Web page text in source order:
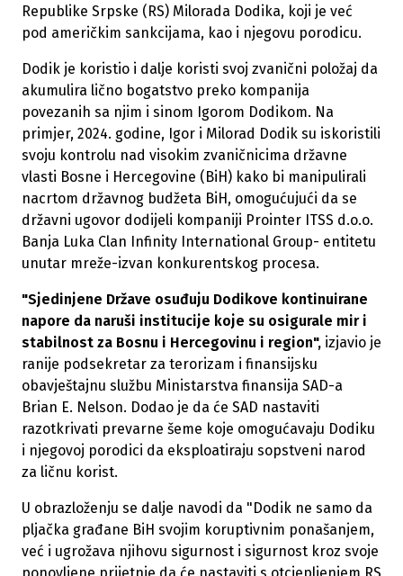
Republike Srpske (RS) Milorada Dodika, koji je već
pod američkim sankcijama, kao i njegovu porodicu.
Dodik je koristio i dalje koristi svoj zvanični položaj da
akumulira lično bogatstvo preko kompanija
povezanih sa njim i sinom Igorom Dodikom. Na
primjer, 2024. godine, Igor i Milorad Dodik su iskoristili
svoju kontrolu nad visokim zvaničnicima državne
vlasti Bosne i Hercegovine (BiH) kako bi manipulirali
nacrtom državnog budžeta BiH, omogućujući da se
državni ugovor dodijeli kompaniji Prointer ITSS d.o.o.
Banja Luka Clan Infinity International Group- entitetu
unutar mreže-izvan konkurentskog procesa.
"Sjedinjene Države osuđuju Dodikove kontinuirane
napore da naruši institucije koje su osigurale mir i
stabilnost za Bosnu i Hercegovinu i region", izjavio je
ranije podsekretar za terorizam i finansijsku
obavještajnu službu Ministarstva finansija SAD-a
Brian E. Nelson. Dodao je da će SAD nastaviti
razotkrivati prevarne šeme koje omogućavaju Dodiku
i njegovoj porodici da eksploatiraju sopstveni narod
za ličnu korist.
U obrazloženju se dalje navodi da "Dodik ne samo da
pljačka građane BiH svojim koruptivnim ponašanjem,
već i ugrožava njihovu sigurnost i sigurnost kroz svoje